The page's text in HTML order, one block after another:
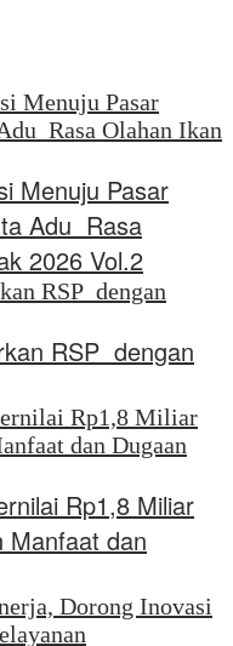
Menuju Pasar
Adu Rasa
2026 Vol.2
RSP dengan
Rp1,8 Miliar
Manfaat dan